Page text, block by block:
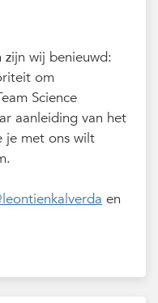
wij benieuwd:
om
Science
aanleiding van het
je met ons wilt
en